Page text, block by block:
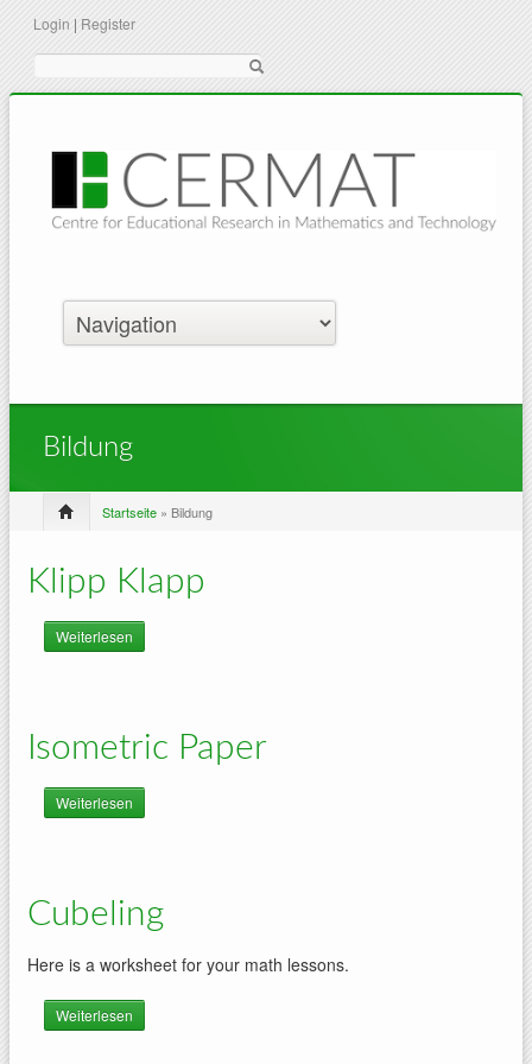
Login | Register
Bildung
Startseite » Bildung
Klipp Klapp
Weiterlesen
Isometric Paper
Weiterlesen
Cubeling
Here is a worksheet for your math lessons.
Weiterlesen